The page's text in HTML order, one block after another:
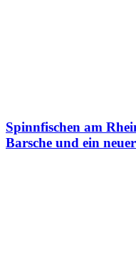
Spinnfischen am
Barsche und ein